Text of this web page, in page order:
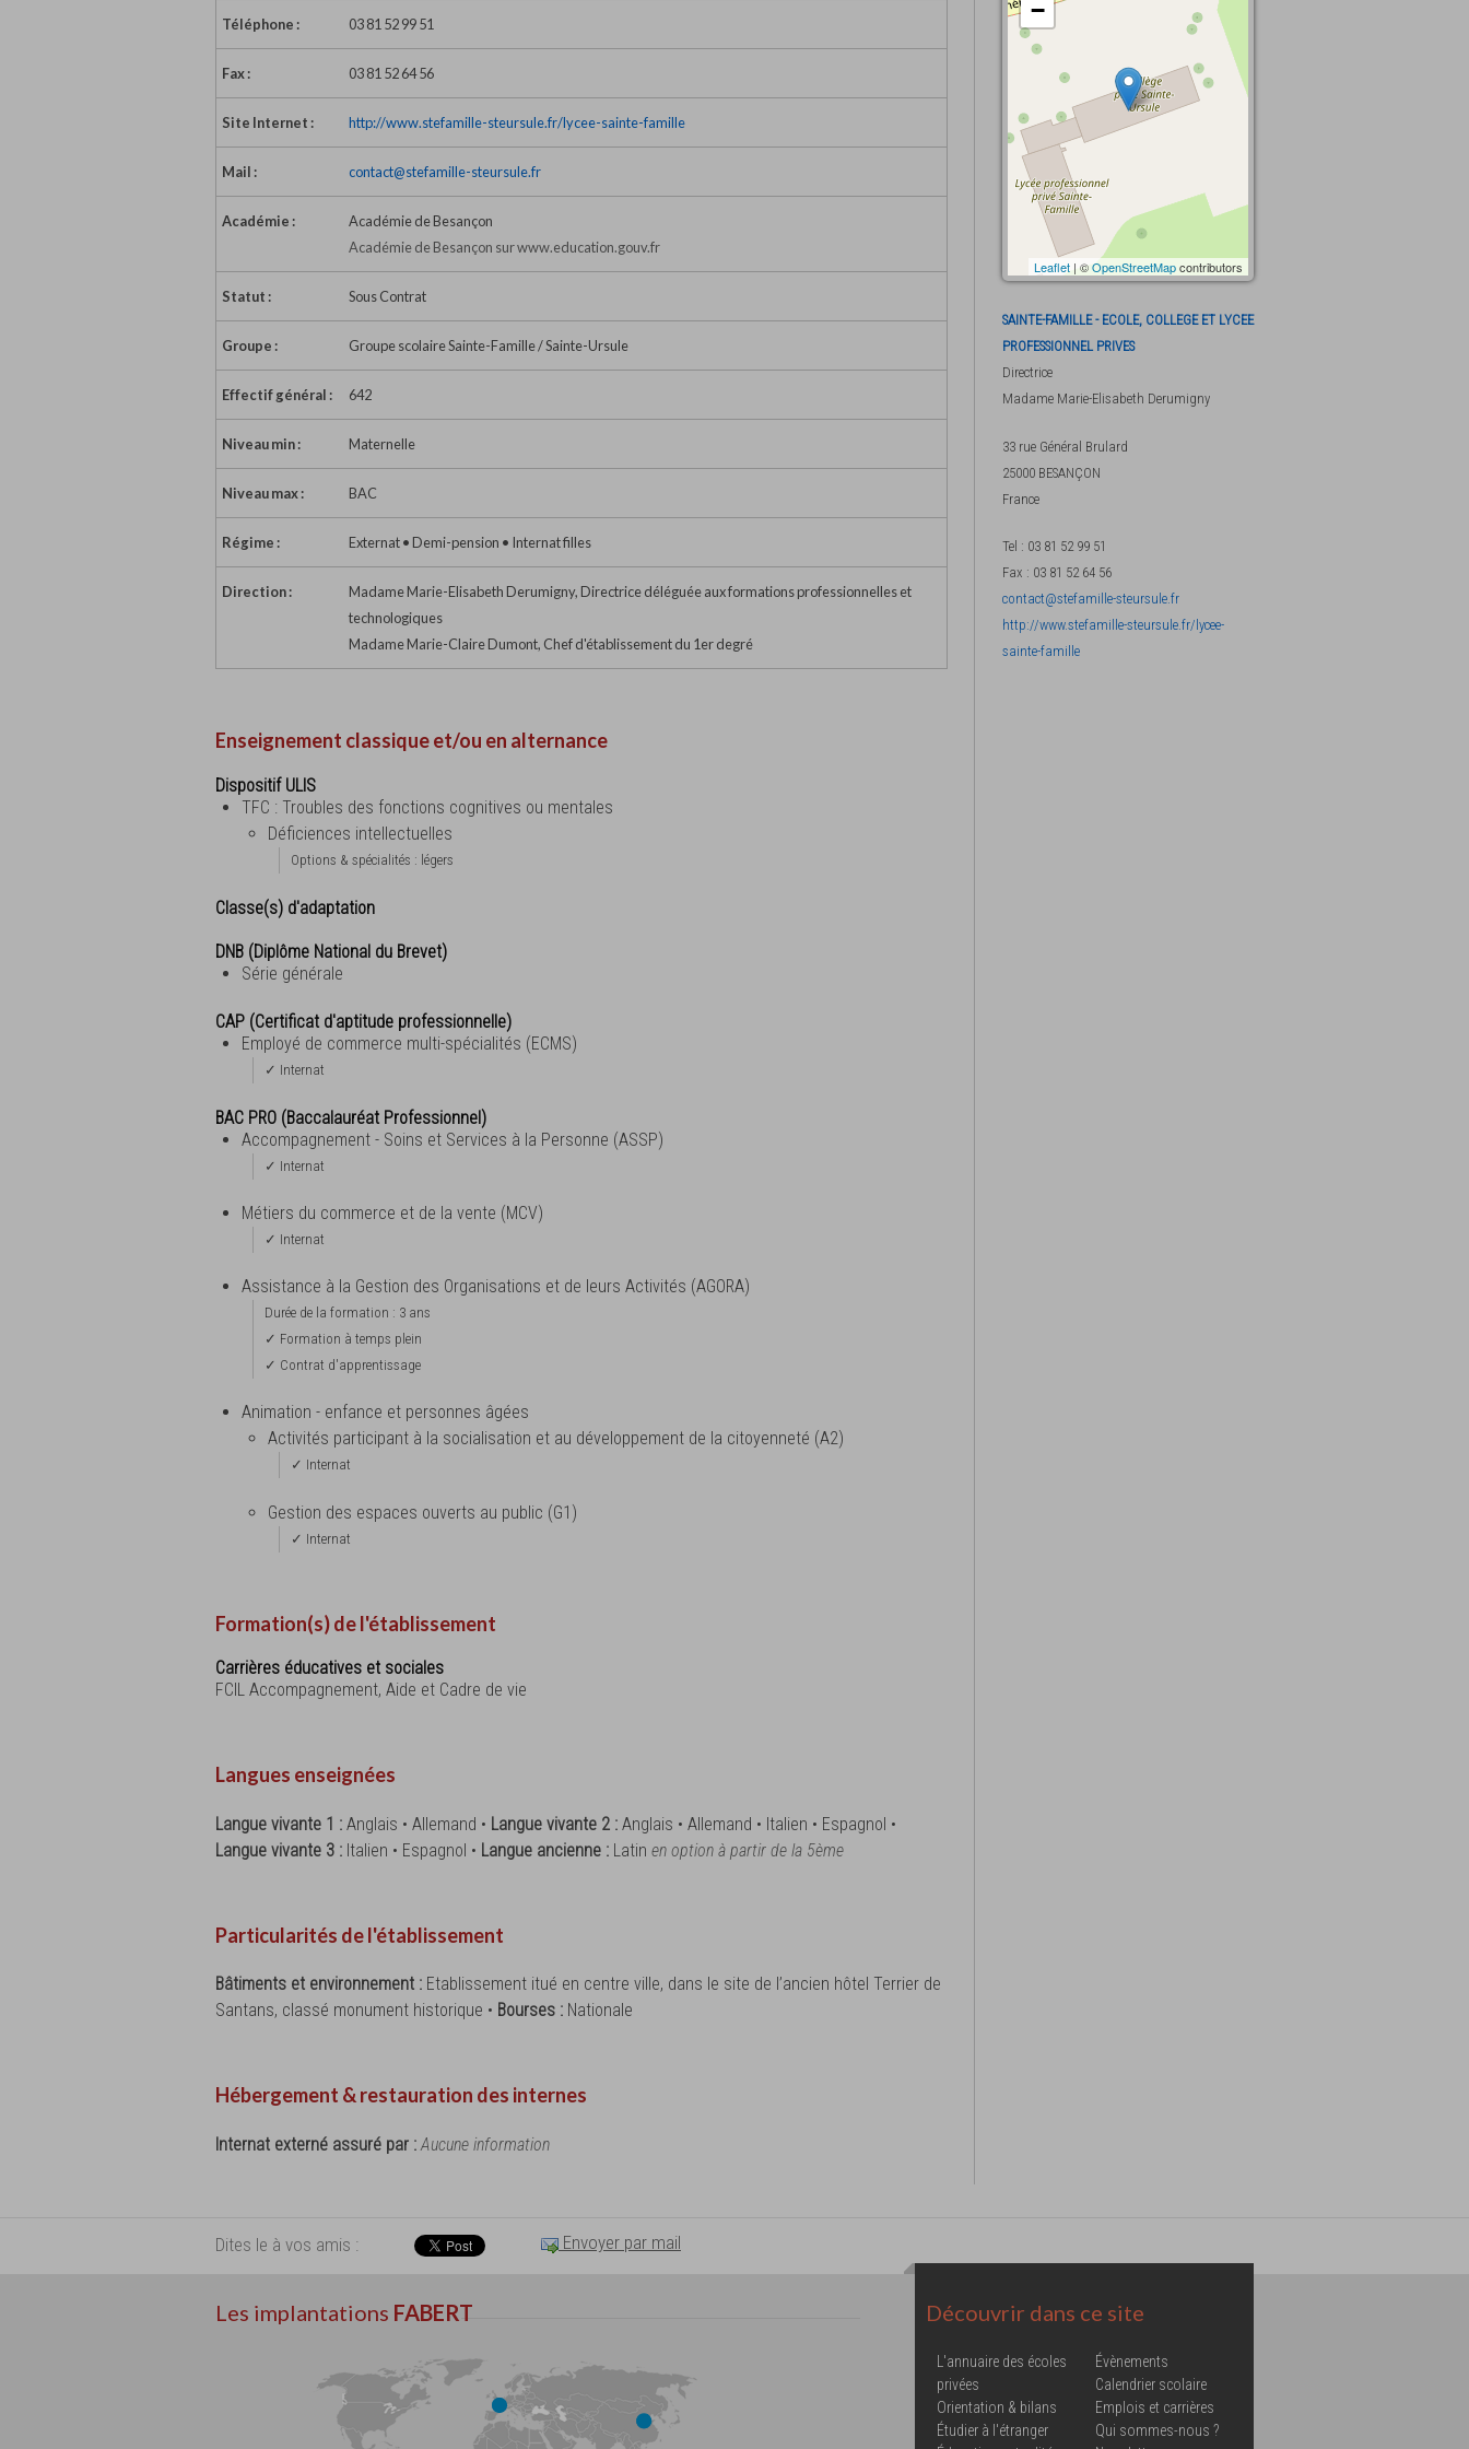
Téléphone : 03 81 52 99 51
Fax : 03 81 52 64 56
Site Internet : http://www.stefamille-steursule.fr/lycee-sainte-famille
Mail : contact@stefamille-steursule.fr
Académie :
Académie de Besançon
Académie de Besançon sur www.education.gouv.fr
Statut : Sous Contrat
Groupe : Groupe scolaire Sainte-Famille / Sainte-Ursule
Effectif général : 642
Niveau min : Maternelle
Niveau max : BAC
Régime : Externat • Demi-pension • Internat filles
Direction :
Madame Marie-Elisabeth Derumigny, Directrice déléguée aux formations professionnelles et
technologiques
Madame Marie-Claire Dumont, Chef d'établissement du 1er degré
Enseignement classique et/ou en alternance
Dispositif ULIS
TFC : Troubles des fonctions cognitives ou mentales
Déficiences intellectuelles
Options & spécialités : légers
Classe(s) d'adaptation
DNB (Diplôme National du Brevet)
Série générale
CAP (Certificat d'aptitude professionnelle)
Employé de commerce multi-spécialités (ECMS)
✓ Internat
BAC PRO (Baccalauréat Professionnel)
Accompagnement - Soins et Services à la Personne (ASSP)
✓ Internat
Métiers du commerce et de la vente (MCV)
✓ Internat
Assistance à la Gestion des Organisations et de leurs Activités (AGORA)
Durée de la formation : 3 ans
✓ Formation à temps plein
✓ Contrat d'apprentissage
Animation - enfance et personnes âgées
Activités participant à la socialisation et au développement de la citoyenneté (A2)
✓ Internat
Gestion des espaces ouverts au public (G1)
✓ Internat
Formation(s) de l'établissement
Carrières éducatives et sociales
FCIL Accompagnement, Aide et Cadre de vie
Langues enseignées
Langue vivante 1 : Anglais • Allemand • Langue vivante 2 : Anglais • Allemand • Italien • Espagnol •
Langue vivante 3 : Italien • Espagnol • Langue ancienne : Latin en option à partir de la 5ème
Particularités de l'établissement
Bâtiments et environnement : Etablissement itué en centre ville, dans le site de l’ancien hôtel Terrier de
Santans, classé monument historique • Bourses : Nationale
Hébergement & restauration des internes
Internat externé assuré par : Aucune information
−
Leaflet | ©OpenStreetMapcontributors
SAINTE-FAMILLE - ECOLE, COLLEGE ET LYCEE
PROFESSIONNEL PRIVES
Directrice
Madame Marie-Elisabeth Derumigny
33 rue Général Brulard
25000 BESANÇON
France
Tel : 03 81 52 99 51
Fax : 03 81 52 64 56
contact@stefamille-steursule.fr
http://www.stefamille-steursule.fr/lycee-
sainte-famille
Dites le à vos amis : Envoyer par mail
Les implantations FABERT Découvrir dans ce site
L'annuaire des écoles
privées
Orientation & bilans
Étudier à l'étranger
Évènements
Calendrier scolaire
Emplois et carrières
Qui sommes-nous ?